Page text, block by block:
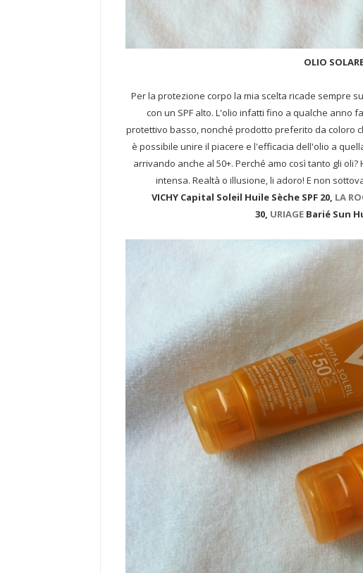
OLIO
Per la protezione corpo la mia scelta ricade sempre
con un SPF alto. L'olio infatti fino a qualche anno
protettivo basso, nonché prodotto preferito da coloro
è possibile unire il piacere e l'efficacia dell'olio a
arrivando anche al 50+. Perché amo così tanto gli
intensa. Realtà o illusione, li adoro! E non
VICHY Capital Soleil Huile Sèche SPF 20, LA
30, URIAGE Barié Sun